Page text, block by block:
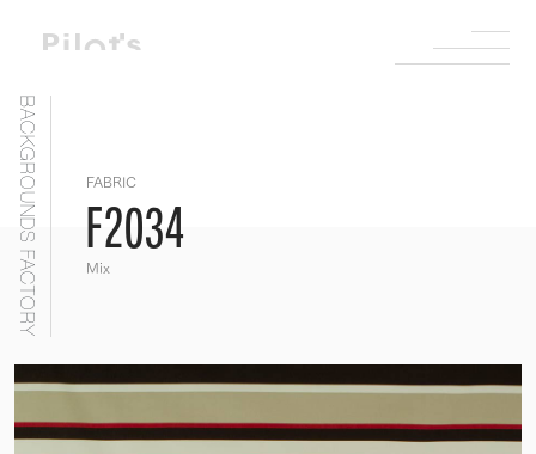
BACKGROUNDS FACTORY FABRIC
F2034
Mix